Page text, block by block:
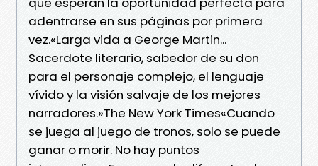
adentrarse en sus páginas por primera
vez.«Larga vida a George Martin...
Sacerdote literario, sabedor de su don
para el personaje complejo, el lenguaje
vívido y la visión salvaje de los mejores
narradores.»The New York Times«Cuando
se juega al juego de tronos, solo se puede
ganar o morir. No hay puntos